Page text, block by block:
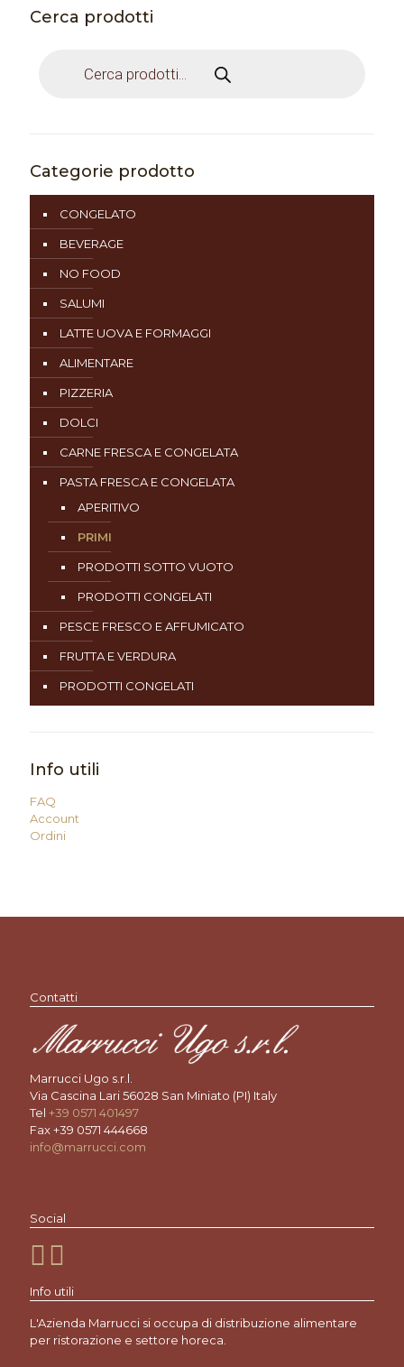
Cerca prodotti
Categorie prodotto
CONGELATO
BEVERAGE
NO FOOD
SALUMI
LATTE UOVA E FORMAGGI
ALIMENTARE
PIZZERIA
DOLCI
CARNE FRESCA E CONGELATA
PASTA FRESCA E CONGELATA
APERITIVO
PRIMI
PRODOTTI SOTTO VUOTO
PRODOTTI CONGELATI
PESCE FRESCO E AFFUMICATO
FRUTTA E VERDURA
PRODOTTI CONGELATI
Info utili
FAQ
Account
Ordini
Contatti
Marrucci Ugo s.r.l.
Via Cascina Lari 56028 San Miniato (PI) Italy
Tel +39 0571 401497
Fax +39 0571 444668
info@marrucci.com
Social
Info utili
L'Azienda Marrucci si occupa di distribuzione alimentare
per ristorazione e settore horeca.